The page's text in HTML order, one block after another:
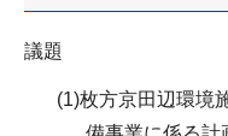
議題
(1)枚方京田辺環境